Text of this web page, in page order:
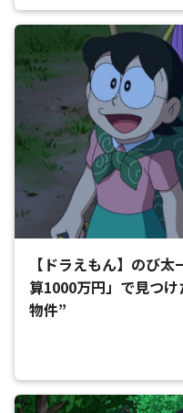
【ドラえもん】のび
算1000万円」で見つ
物件”